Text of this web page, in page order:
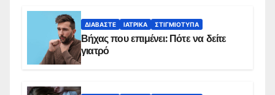
ΔΙΑΒΆΣΤΕ ΙΑΤΡΙΚΆ ΣΤΙΓΜΙΌΤΥΠΑ
Βήχας που επιμένει: Πότε να δείτε
γιατρό